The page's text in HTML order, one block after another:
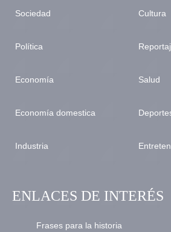
Sociedad
Política
Economía
Economía domestica
Industria
Cultura
Salud
ENLACES DE INTERÉS
Frases para la historia